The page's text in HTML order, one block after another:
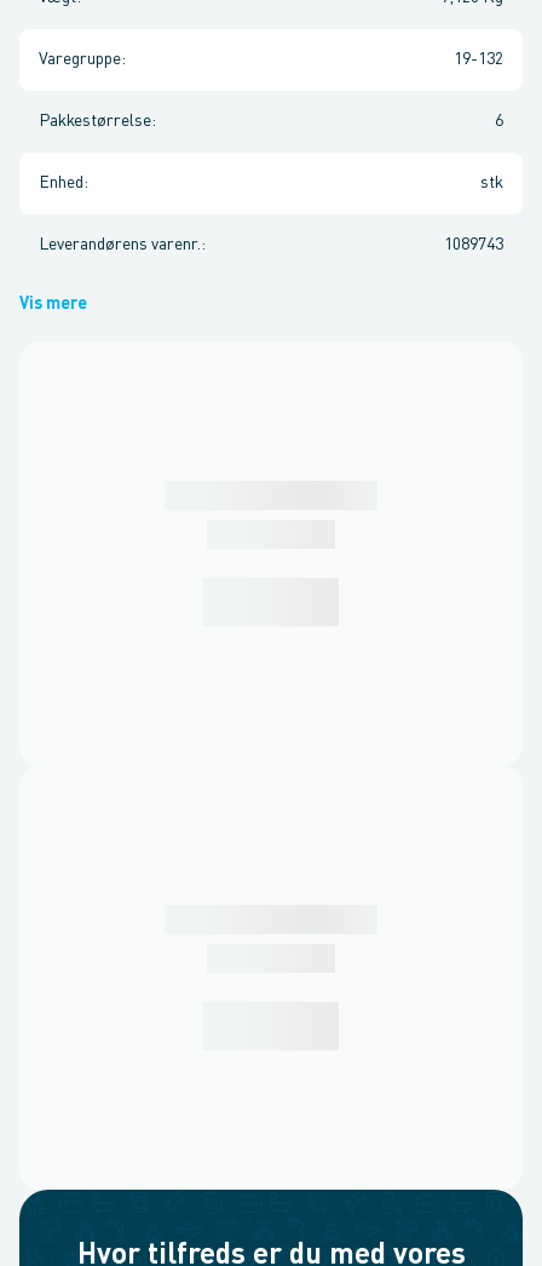
Varegruppe: 19-132
Pakkestørrelse: 6
Enhed : stk
Leverandørens varenr. : 1089743
Vis mere
Hvor tilfreds er du med vores